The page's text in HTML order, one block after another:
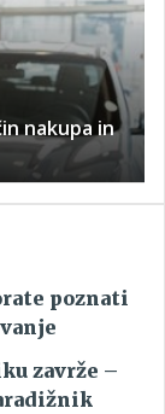
nakupa in
poznati
zavrže –